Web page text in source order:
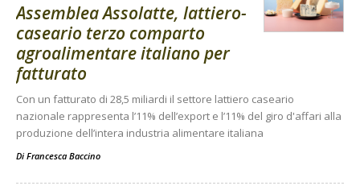
Assemblea Assolatte, lattiero-
caseario terzo comparto
agroalimentare italiano per
fatturato
Con un fatturato di 28,5 miliardi il settore lattiero caseario
nazionale rappresenta l’11% dell’export e l’11% del giro d'affari alla
produzione dell’intera industria alimentare italiana
Di Francesca Baccino